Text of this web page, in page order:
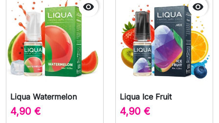

Liqua Watermelon
4,90 €

Liqua Ice Fruit
4,90 €